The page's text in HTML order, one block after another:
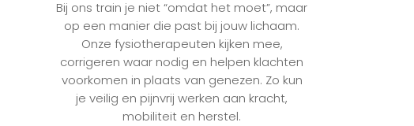
Bij ons train je niet “omdat het moet”, maar
op een manier die past bij jouw lichaam.
Onze fysiotherapeuten kijken mee,
corrigeren waar nodig en helpen klachten
voorkomen in plaats van genezen. Zo kun
je veilig en pijnvrij werken aan kracht,
mobiliteit en herstel.